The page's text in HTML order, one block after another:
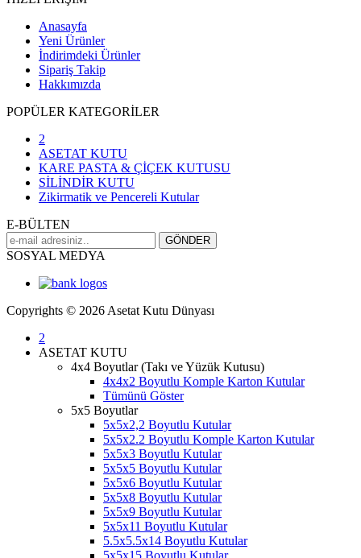
Anasayfa
Yeni Ürünler
İndirimdeki Ürünler
Sipariş Takip
Hakkımızda
POPÜLER KATEGORİLER
2
ASETAT KUTU
KARE PASTA & ÇİÇEK KUTUSU
SİLİNDİR KUTU
Zikirmatik ve Pencereli Kutular
E-BÜLTEN
SOSYAL MEDYA
Copyrights © 2026 Asetat Kutu Dünyası
2
ASETAT KUTU
4x4 Boyutlar (Takı ve Yüzük Kutusu)
4x4x2 Boyutlu Komple Karton Kutular
Tümünü Göster
5x5 Boyutlar
5x5x2,2 Boyutlu Kutular
5x5x2.2 Boyutlu Komple Karton Kutular
5x5x3 Boyutlu Kutular
5x5x5 Boyutlu Kutular
5x5x6 Boyutlu Kutular
5x5x8 Boyutlu Kutular
5x5x9 Boyutlu Kutular
5x5x11 Boyutlu Kutular
5.5x5.5x14 Boyutlu Kutular
5x5x15 Boyutlu Kutular